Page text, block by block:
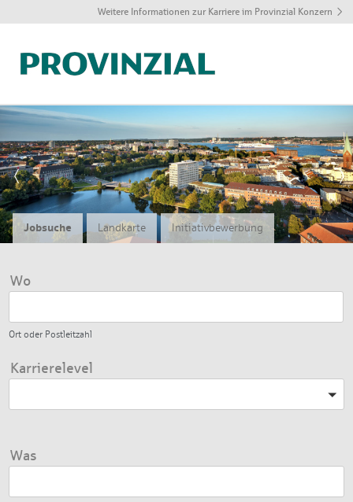
Weitere Informationen zur Karriere im Provinzial Konzern
J q
Jobsuche Landkarte Initiativbewerbung
Wo
Ort oder Postleitzahl
Karrierelevel
Was